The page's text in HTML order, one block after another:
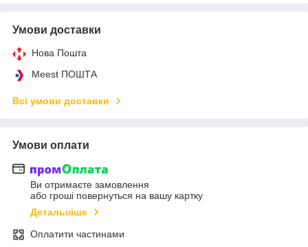
Умови доставки
Нова Пошта
Meest ПОШТА
Всі умови доставки
Умови оплати
Ви отримаєте замовлення
або гроші повернуться на вашу картку
Детальніше
Оплатити частинами